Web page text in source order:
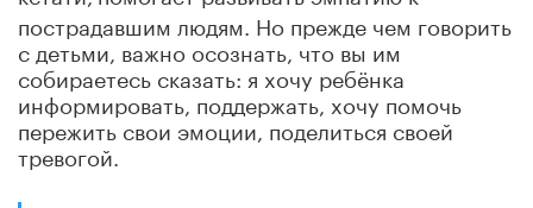
пострадавшим людям. Но прежде чем говорить
с детьми, важно осознать, что вы им
собираетесь сказать: я хочу ребёнка
информировать, поддержать, хочу помочь
пережить свои эмоции, поделиться своей
тревогой.